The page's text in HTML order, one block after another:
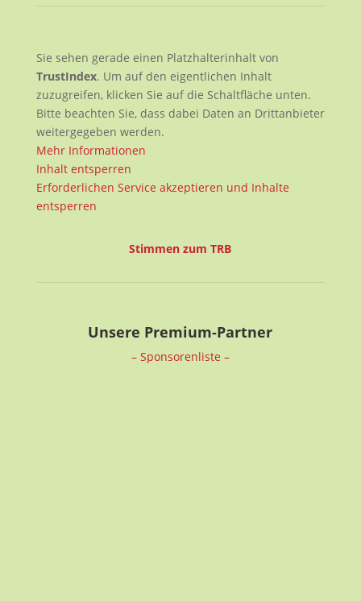
Sie sehen gerade einen Platzhalterinhalt von
TrustIndex. Um auf den eigentlichen Inhalt
zuzugreifen, klicken Sie auf die Schaltfläche unten.
Bitte beachten Sie, dass dabei Daten an Drittanbieter
weitergegeben werden.
Mehr Informationen
Inhalt entsperren
Erforderlichen Service akzeptieren und Inhalte
entsperren
Stimmen zum TRB
Unsere Premium-Partner
– Sponsorenliste –